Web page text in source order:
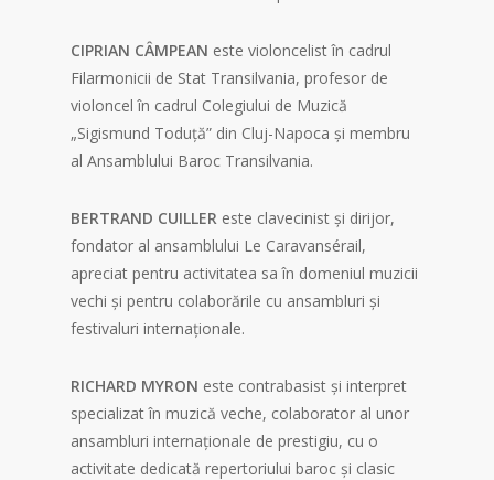
CIPRIAN CÂMPEAN este violoncelist în cadrul
Filarmonicii de Stat Transilvania, profesor de
violoncel în cadrul Colegiului de Muzică
„Sigismund Toduță” din Cluj-Napoca și membru
al Ansamblului Baroc Transilvania.
BERTRAND CUILLER este clavecinist și dirijor,
fondator al ansamblului Le Caravansérail,
apreciat pentru activitatea sa în domeniul muzicii
vechi și pentru colaborările cu ansambluri și
festivaluri internaționale.
RICHARD MYRON este contrabasist și interpret
specializat în muzică veche, colaborator al unor
ansambluri internaționale de prestigiu, cu o
activitate dedicată repertoriului baroc și clasic